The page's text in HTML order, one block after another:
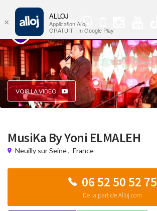
Groupe
WhatsApp
VOIR LA VIDEO
MusiKa By Yoni ELMALEH
Neuilly sur Seine, France
06 52 50 52 75
De la part de Alloj.com
×
ALLOJ
Application Alloj
GRATUIT - In Google Play